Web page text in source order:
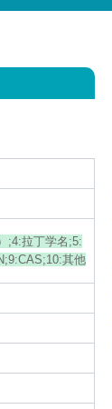
;4:拉丁学名;5:
其他